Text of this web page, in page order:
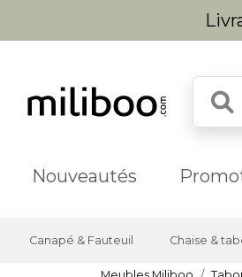
Nouveautés
Canapé & Fauteuil Chaise &